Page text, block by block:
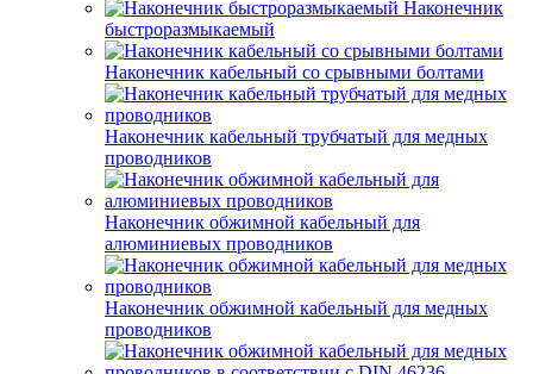
Наконечник
быстроразмыкаемый
Наконечник кабельный со срывными болтами
Наконечник кабельный трубчатый для медных
проводников
Наконечник обжимной кабельный для
алюминиевых проводников
Наконечник обжимной кабельный для медных
проводников